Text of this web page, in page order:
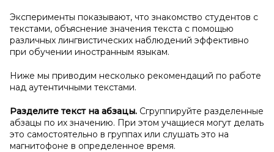
Эксперименты показывают, что знакомство студентов с
текстами, объяснение значения текста с помощью
различных лингвистических наблюдений эффективно
при обучении иностранным языкам.
Ниже мы приводим несколько рекомендаций по работе
над аутентичными текстами.
Разделите текст на абзацы. Сгруппируйте разделенные
абзацы по их значению. При этом учащиеся могут делать
это самостоятельно в группах или слушать это на
магнитофоне в определенное время.